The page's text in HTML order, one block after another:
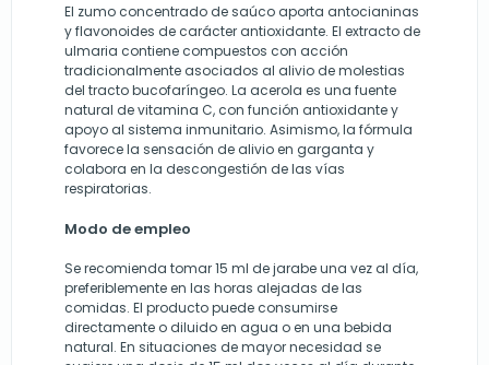
El zumo concentrado de saúco aporta antocianinas
y flavonoides de carácter antioxidante. El extracto de
ulmaria contiene compuestos con acción
tradicionalmente asociados al alivio de molestias
del tracto bucofaríngeo. La acerola es una fuente
natural de vitamina C, con función antioxidante y
apoyo al sistema inmunitario. Asimismo, la fórmula
favorece la sensación de alivio en garganta y
colabora en la descongestión de las vías
respiratorias.
Modo de empleo
Se recomienda tomar 15 ml de jarabe una vez al día,
preferiblemente en las horas alejadas de las
comidas. El producto puede consumirse
directamente o diluido en agua o en una bebida
natural. En situaciones de mayor necesidad se